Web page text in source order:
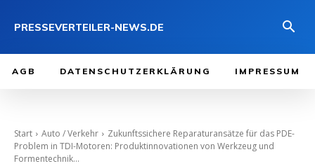
PRESSEVERTEILER-NEWS.DE
AGB DATENSCHUTZERKLÄRUNG IMPRESSUM
Start Auto / Verkehr
Zukunftssichere Reparaturansätze für das PDE-
Problem in TDI-Motoren: Produktinnovationen von Werkzeug und
Formentechnik...